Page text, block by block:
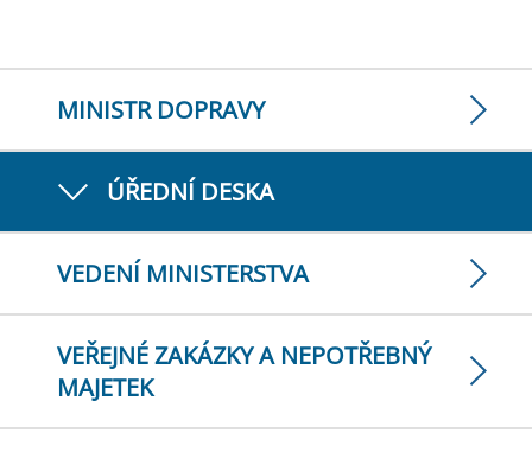
MINISTR DOPRAVY
ÚŘEDNÍ DESKA
VEDENÍ MINISTERSTVA
VEŘEJNÉ ZAKÁZKY A NEPOTŘEBNÝ
MAJETEK